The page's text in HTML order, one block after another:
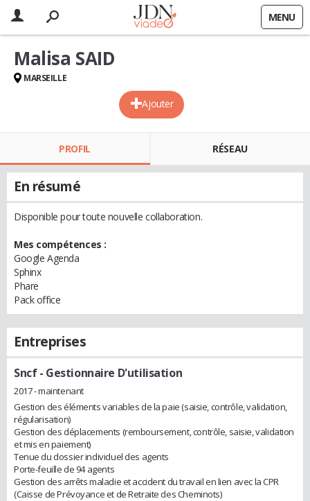
MENU
Ajouter
Malisa SAID
MARSEILLE
PROFIL RÉSEAU
En résumé
Disponible pour toute nouvelle collaboration.
Mes compétences :
Google Agenda
Sphinx
Phare
Pack office
Entreprises
Sncf- Gestionnaire D'utilisation
2017 - maintenant
Gestion des éléments variables de la paie (saisie, contrôle, validation,
régularisation)
Gestion des déplacements (remboursement, contrôle, saisie, validation
et mis en paiement)
Tenue du dossier individuel des agents
Porte-feuille de 94 agents
Gestion des arrêts maladie et accident du travail en lien avec la CPR
(Caisse de Prévoyance et de Retraite des Cheminots)